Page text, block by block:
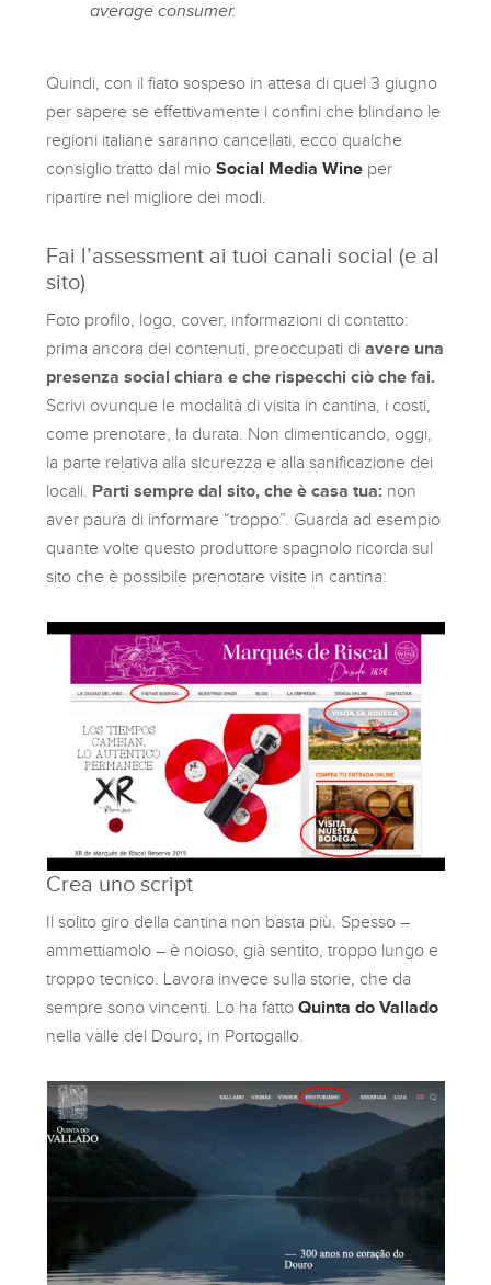
average consumer.
Quindi, con il fiato sospeso in attesa di quel 3 giugno
per sapere se effettivamente i confini che blindano le
regioni italiane saranno cancellati, ecco qualche
consiglio tratto dal mioSocial Media Wine per
ripartire nel migliore dei modi.
Fai l’assessment ai tuoi canali social (e al
sito)
Foto profilo, logo, cover, informazioni di contatto:
prima ancora dei contenuti, preoccupati diavere una
presenza social chiara e che rispecchi ciò che fai.
Scrivi ovunque le modalità di visita in cantina, i costi,
come prenotare, la durata. Non dimenticando, oggi,
la parte relativa alla sicurezza e alla sanificazione dei
locali. Parti sempre dal sito, che è casa tua: non
aver paura di informare “troppo”. Guarda ad esempio
quante volte questo produttore spagnolo ricorda sul
sito che è possibile prenotare visite in cantina:
Crea uno script
Il solito giro della cantina non basta più. Spesso –
ammettiamolo – è noioso, già sentito, troppo lungo e
troppo tecnico. Lavora invece sulla storie, che da
sempre sono vincenti. Lo ha fattoQuinta do Vallado
nella valle del Douro, in Portogallo.